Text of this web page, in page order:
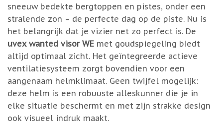
sneeuw bedekte bergtoppen en pistes, onder een
stralende zon – de perfecte dag op de piste. Nu is
het belangrijk dat je vizier net zo perfect is. De
uvex wanted visor WE met goudspiegeling biedt
altijd optimaal zicht. Het geïntegreerde actieve
ventilatiesysteem zorgt bovendien voor een
aangenaam helmklimaat. Geen twijfel mogelijk:
deze helm is een robuuste alleskunner die je in
elke situatie beschermt en met zijn strakke design
ook visueel indruk maakt.